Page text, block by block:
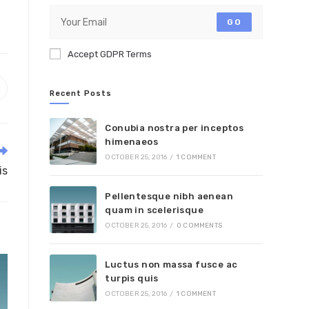
GO
Accept GDPR Terms
Recent Posts
Conubia nostra per inceptos
himenaeos
OCTOBER 25, 2016 / 1 COMMENT
Pellentesque nibh aenean
quam in scelerisque
OCTOBER 25, 2016 / 0 COMMENTS
Luctus non massa fusce ac
turpis quis
OCTOBER 25, 2016 / 1 COMMENT